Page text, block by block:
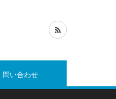
問い合わせ